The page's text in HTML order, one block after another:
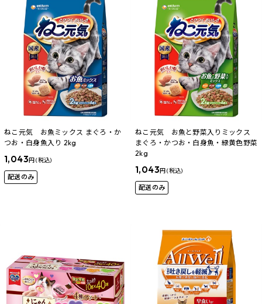
ねこ元気 お魚ミックス まぐろ・か
つお・白身魚入り 2kg
1,043円 (税込)
配送のみ
ねこ元気 お魚と野菜入りミックス
まぐろ・かつお・白身魚・緑黄色野菜
2kg
1,043円 (税込)
配送のみ